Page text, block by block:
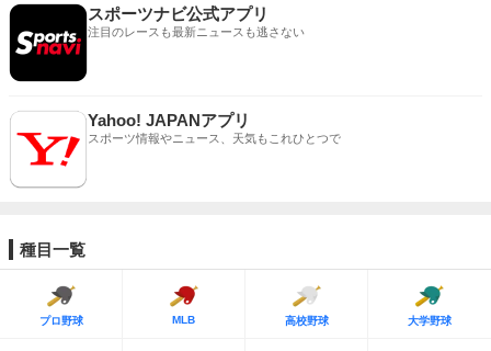
スポーツナビ公式アプリ
注目のレースも最新ニュースも逃さない
Yahoo! JAPANアプリ
スポーツ情報やニュース、天気もこれひとつで
種目一覧
プロ野球 MLB 高校野球 大学野球